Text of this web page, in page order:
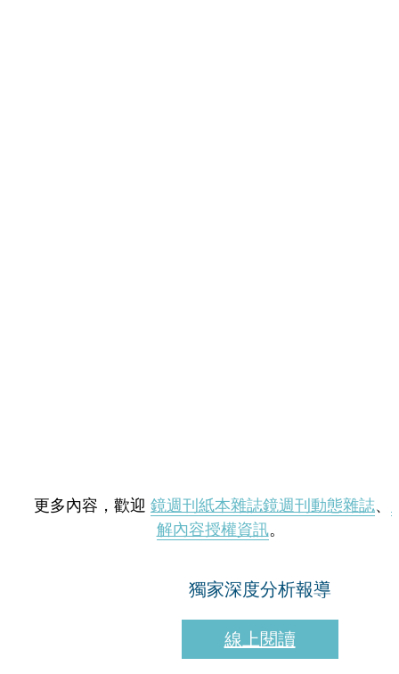
更多內容，歡迎 鏡週刊紙本雜誌鏡週刊動態雜誌、
解內容授權資訊。
獨家深度分析報導
線上閱讀